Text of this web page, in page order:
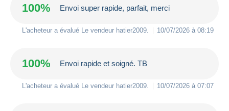
100% Envoi super rapide, parfait, merci
L'acheteur a évalué Le vendeur hatier2009 10/07/2026 à 08:19
100% Envoi rapide et soigné. TB
L'acheteur a évalué Le vendeur hatier2009 10/07/2026 à 07:07